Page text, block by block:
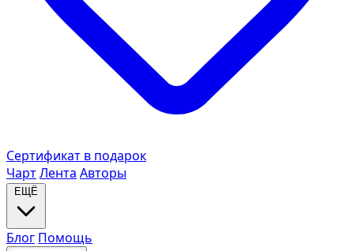
Сертификат в подарок
ЧартЛента Авторы
ЕЩЁ
Блог Помощь